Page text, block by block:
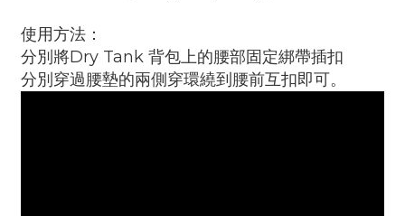
使用方法：
分別將Dry Tank 背包上的腰部固定綁帶插扣
分別穿過腰墊的兩側穿環繞到腰前互扣即可。